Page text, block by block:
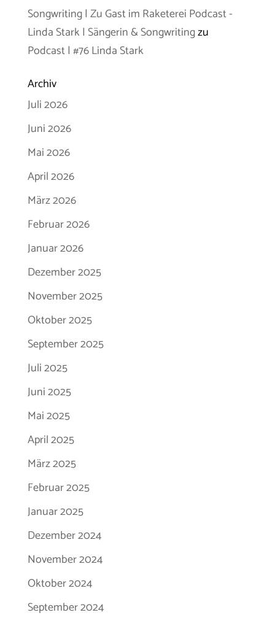
Songwriting | Zu Gast im Raketerei Podcast -
Linda Stark | Sängerin & Songwritingzu
Podcast | #76 Linda Stark
Archiv
Juli 2026
Juni 2026
Mai 2026
April 2026
März 2026
Februar 2026
Januar 2026
Dezember 2025
November 2025
Oktober 2025
September 2025
Juli 2025
Juni 2025
Mai 2025
April 2025
März 2025
Februar 2025
Januar 2025
Dezember 2024
November 2024
Oktober 2024
September 2024